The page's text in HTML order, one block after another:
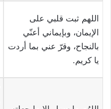
اللهم ثبت قلبي على
الإيمان، وبإيماني أعنّي
بالنجاح، وقرّ عني بما أردت
يا كريم.